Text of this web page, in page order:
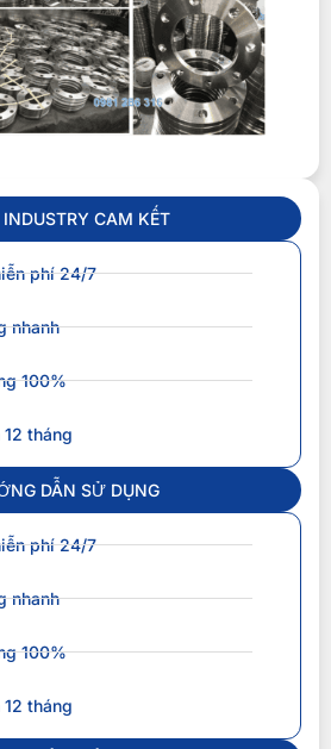
CAM KẾT
phí 24/7
nhanh
100%
12 tháng
DẪN SỬ DỤNG
phí 24/7
nhanh
100%
12 tháng